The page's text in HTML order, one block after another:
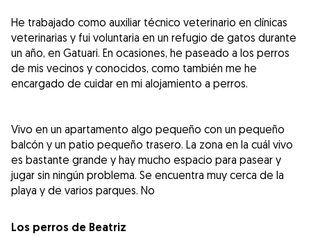
He trabajado como auxiliar técnico veterinario en clínicas
veterinarias y fui voluntaria en un refugio de gatos durante
un año, en Gatuari. En ocasiones, he paseado a los perros
de mis vecinos y conocidos, como también me he
encargado de cuidar en mi alojamiento a perros.
Vivo en un apartamento algo pequeño con un pequeño
balcón y un patio pequeño trasero. La zona en la cuál vivo
es bastante grande y hay mucho espacio para pasear y
jugar sin ningún problema. Se encuentra muy cerca de la
playa y de varios parques. No
Los perros de Beatriz